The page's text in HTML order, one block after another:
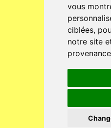
vous
ciblées,
notre site